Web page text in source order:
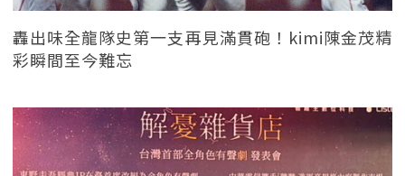
轟出味全龍隊史第一支再見滿貫砲！kimi陳金茂精
彩瞬間至今難忘